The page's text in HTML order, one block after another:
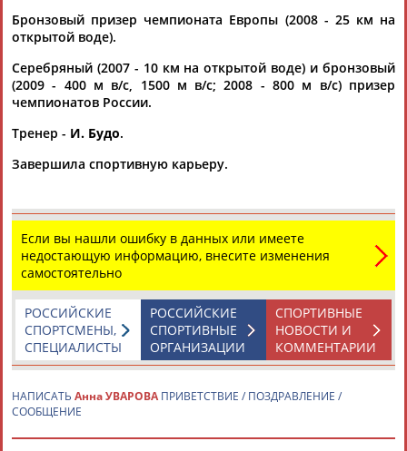
Каримжан
АБДРАХМАНОВ
Аделя
АБДРАХМАНОВА
Андрей
АБДУВАЛИЕВ
Герман
АБДУЛАЕВ
Бронзовый призер чемпионата Европы (2008 - 25 км на
открытой воде).
Серебряный (2007 - 10 км на открытой воде) и бронзовый
(2009 - 400 м в/с, 1500 м в/с; 2008 - 800 м в/с) призер
чемпионатов России.
Тренер - И. Будо.
Завершила спортивную карьеру.
Если вы нашли ошибку в данных или имеете
недостающую информацию, внесите изменения
самостоятельно
СПОРТИВНЫЕ
НОВОСТИ И
КОММЕНТАРИИ
РОССИЙСКИЕ
СПОРТИВНЫЕ
ОРГАНИЗАЦИИ
РОССИЙСКИЕ
СПОРТСМЕНЫ,
СПЕЦИАЛИСТЫ
НАПИСАТЬ Анна УВАРОВА ПРИВЕТСТВИЕ / ПОЗДРАВЛЕНИЕ /
СООБЩЕНИЕ